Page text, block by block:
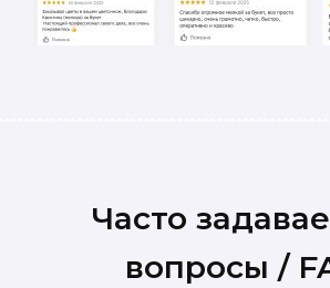
Часто
вопросы /